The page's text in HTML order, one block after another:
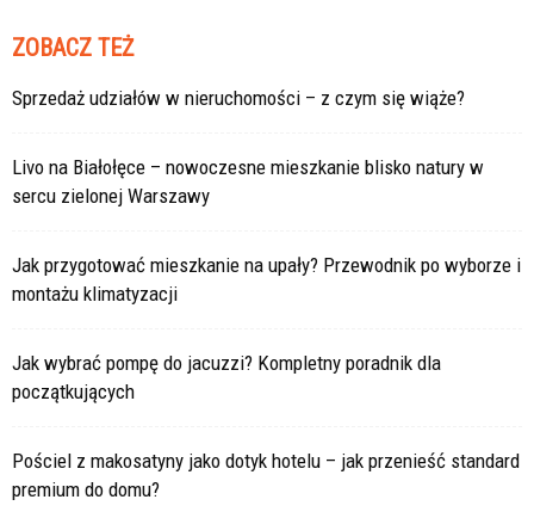
ZOBACZ TEŻ
Sprzedaż udziałów w nieruchomości – z czym się wiąże?
Livo na Białołęce – nowoczesne mieszkanie blisko natury w
sercu zielonej Warszawy
Jak przygotować mieszkanie na upały? Przewodnik po wyborze i
montażu klimatyzacji
Jak wybrać pompę do jacuzzi? Kompletny poradnik dla
początkujących
Pościel z makosatyny jako dotyk hotelu – jak przenieść standard
premium do domu?